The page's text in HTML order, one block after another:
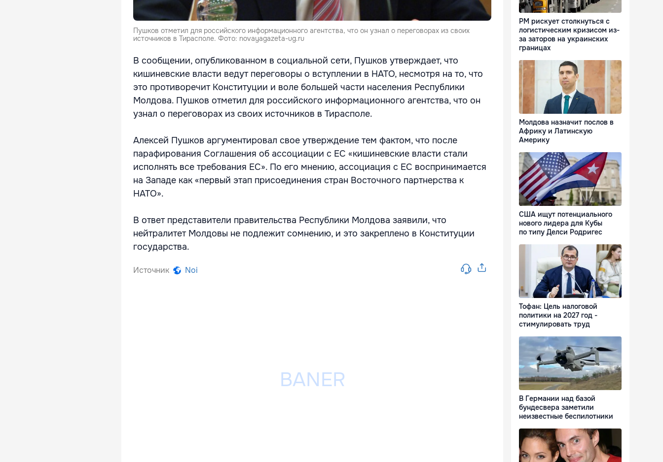
Пушков отметил для российского информационного агентства, что он узнал о переговорах из своих
источников в Тирасполе. Фото: novayagazeta-ug.ru
В сообщении, опубликованном в социальной сети, Пушков утверждает, что
кишиневские власти ведут переговоры о вступлении в НАТО, несмотря на то, что
это противоречит Конституции и воле большей части населения Республики
Молдова. Пушков отметил для российского информационного агентства, что он
узнал о переговорах из своих источников в Тирасполе.
Алексей Пушков аргументировал свое утверждение тем фактом, что после
парафирования Соглашения об ассоциации с ЕС «кишиневские власти стали
исполнять все требования ЕС». По его мнению, ассоциация с ЕС воспринимается
на Западе как «первый этап присоединения стран Восточного партнерства к
НАТО».
В ответ представители правительства Республики Молдова заявили, что
нейтралитет Молдовы не подлежит сомнению, и это закреплено в Конституции
государства.
Источник Noi
РМ рискует столкнуться с
логистическим кризисом из-
за заторов на украинских
границах
Молдова назначит послов в
Африку и Латинскую
Америку
США ищут потенциального
нового лидера для Кубы
по типу Делси Родригес
Тофан: Цель налоговой
политики на 2027 год -
стимулировать труд
В Германии над базой
бундесвера заметили
неизвестные беспилотники